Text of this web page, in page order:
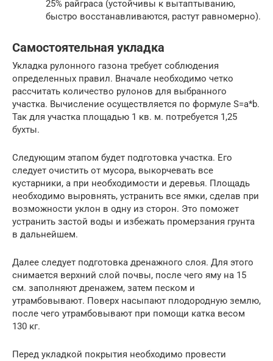
25% райграса (устойчивы к вытаптыванию,
быстро восстанавливаются, растут равномерно).
Самостоятельная укладка
Укладка рулонного газона требует соблюдения
определенных правил. Вначале необходимо четко
рассчитать количество рулонов для выбранного
участка. Вычисление осуществляется по формуле S=a*b.
Так для участка площадью 1 кв. м. потребуется 1,25
бухты.
Следующим этапом будет подготовка участка. Его
следует очистить от мусора, выкорчевать все
кустарники, а при необходимости и деревья. Площадь
необходимо выровнять, устранить все ямки, сделав при
возможности уклон в одну из сторон. Это поможет
устранить застой воды и избежать промерзания грунта
в дальнейшем.
Далее следует подготовка дренажного слоя. Для этого
снимается верхний слой почвы, после чего яму на 15
см. заполняют дренажем, затем песком и
утрамбовывают. Поверх насыпают плодородную землю,
после чего утрамбовывают при помощи катка весом
130 кг.
Перед укладкой покрытия необходимо провести